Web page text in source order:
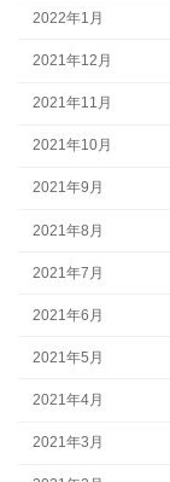
2022年1月
2021年12月
2021年11月
2021年10月
2021年9月
2021年8月
2021年7月
2021年6月
2021年5月
2021年4月
2021年3月